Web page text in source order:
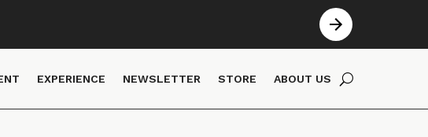
EXPERIENCE NEWSLETTER STORE ABOUT US